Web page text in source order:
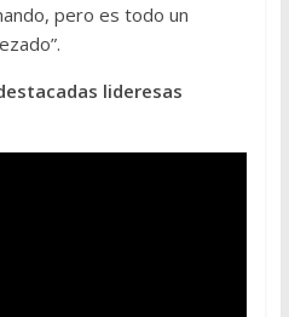
pero es todo un
lideresas